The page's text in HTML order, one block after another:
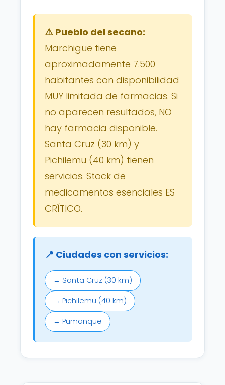
⚠️ Pueblo del secano:
Marchigüe tiene
aproximadamente 7.500
habitantes con disponibilidad
MUY limitada de farmacias. Si
no aparecen resultados, NO
hay farmacia disponible.
Santa Cruz (30 km) y
Pichilemu (40 km) tienen
servicios. Stock de
medicamentos esenciales ES
CRÍTICO.
📍 Ciudades con servicios:
→ Santa Cruz (30 km)
→ Pichilemu (40 km)
→ Pumanque